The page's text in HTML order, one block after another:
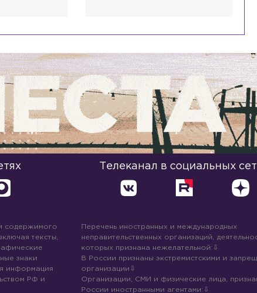
Телеканал в социальных
содержимого
тексты,
знаки
информация
РФ и
Перечень иностранных и международных
неправительственных организаций,
которых признана нежелательной:
В России признаны экстремистскими и
организации
Организации, СМИ и физические лица,
России иностранными агентами: